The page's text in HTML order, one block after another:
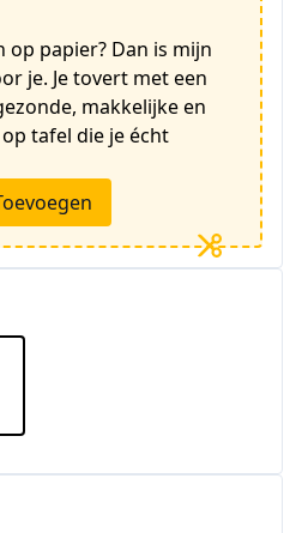
op papier? Dan is mijn
je. Je tovert met een
makkelijke en
tafel die je écht